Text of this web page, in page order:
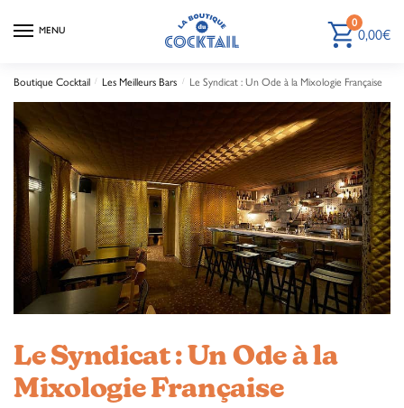
MENU
0
0,00€
Boutique Cocktail / Les Meilleurs Bars / Le Syndicat : Un Ode à la Mixologie Française
Le Syndicat : Un Ode à la
Mixologie Française